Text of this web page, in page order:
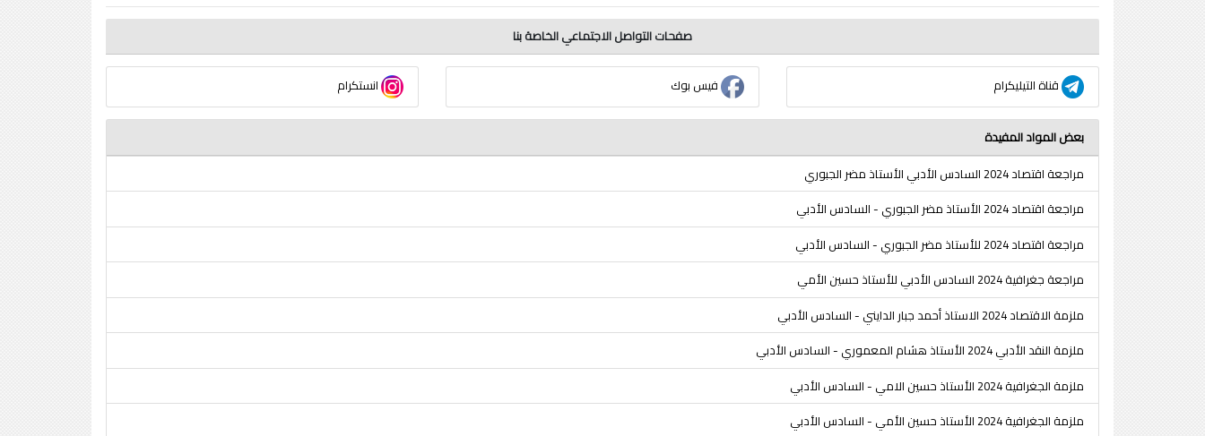
صفحات التواصل الاجتماعي الخاصة بنا
قناة التيليكرام فيس بوك انستكرام
بعض المواد المفيدة
مراجعة اقتصاد 2024 السادس الأدبي الأستاذ مضر الجبوري
مراجعة اقتصاد 2024 الأستاذ مضر الجبوري - السادس الأدبي
مراجعة اقتصاد 2024 للأستاذ مضر الجبوري - السادس الأدبي
مراجعة جغرافية 2024 السادس الأدبي للأستاذ حسين الأمي
ملزمة الاقتصاد 2024 الاستاذ أحمد جبار الدايني - السادس الأدبي
ملزمة النقد الأدبي 2024 الأستاذ هشام المعموري - السادس الأدبي
ملزمة الجغرافية 2024 الأستاذ حسين الامي - السادس الأدبي
ملزمة الجغرافية 2024 الأستاذ حسين الأمي - السادس الأدبي